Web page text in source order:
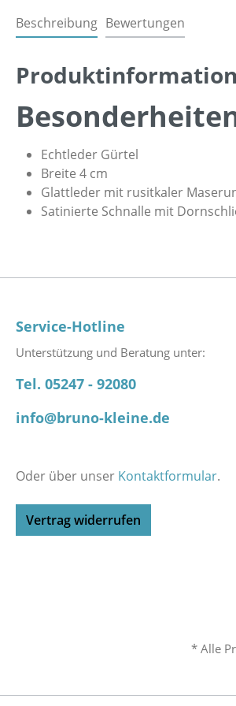
Beschreibung Bewertungen
Echtleder Gürtel
Breite 4 cm
Glattleder mit rusitkaler
Satinierte Schnalle mit
Service-Hotline
Unterstützung und Beratung unter:
Tel. 05247 - 92080
info@bruno-kleine.de
Oder über unser Kontaktformular.
Vertrag widerrufen
* Alle